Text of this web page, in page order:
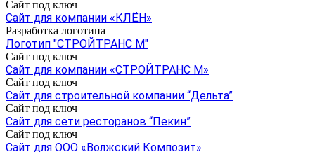
Сайт под ключ
Сайт для компании «КЛЁН»
Разработка логотипа
Логотип "СТРОЙТРАНС М"
Сайт под ключ
Сайт для компании «СТРОЙТРАНС М»
Сайт под ключ
Сайт для строительной компании “Дельта”
Сайт под ключ
Cайт для сети ресторанов “Пекин”
Сайт под ключ
Сайт для ООО «Волжский Композит»